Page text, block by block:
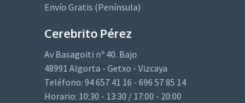
Envío Gratis (Península)
Cerebrito Pérez
Av Basagoiti nº 40. Bajo
48991 Algorta - Getxo - Vizcaya
Teléfono: 94 657 41 16 - 696 57 85 14
Horario: 10:30 - 13:30 / 17:00 - 20:00